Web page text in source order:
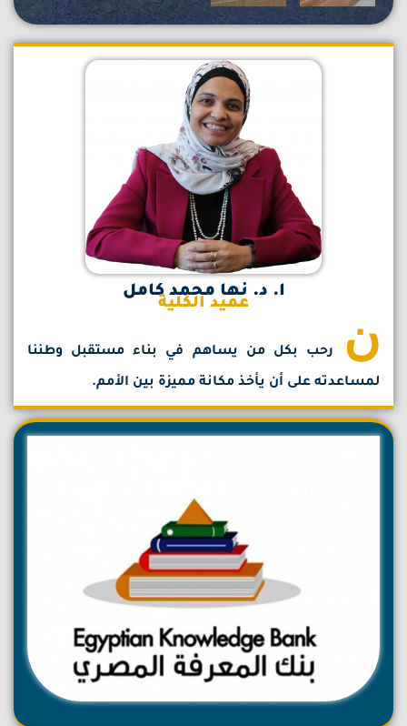
ا. د. نها محمد كامل
عميد الكلية
ن رحب بكل من يساهم في بناء مستقبل وطننا
لمساعدته على أن يأخذ مكانة مميزة بين الأمم.